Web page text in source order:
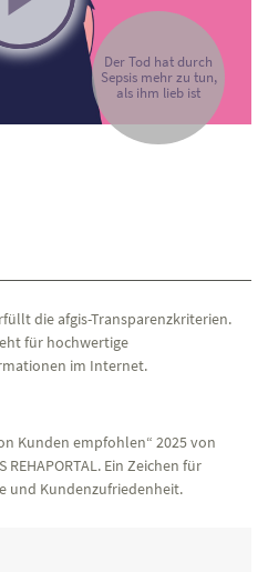
Der Tod hat durch
Sepsis mehr zu tun,
als ihm lieb ist
die afgis-Transparenzkriterien.
für hochwertige
im Internet.
Kunden empfohlen“ 2025 von
REHAPORTAL. Ein Zeichen für
und Kundenzufriedenheit.